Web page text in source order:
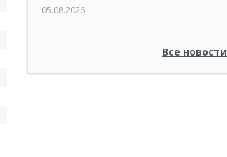
05.08.2026
Все новости